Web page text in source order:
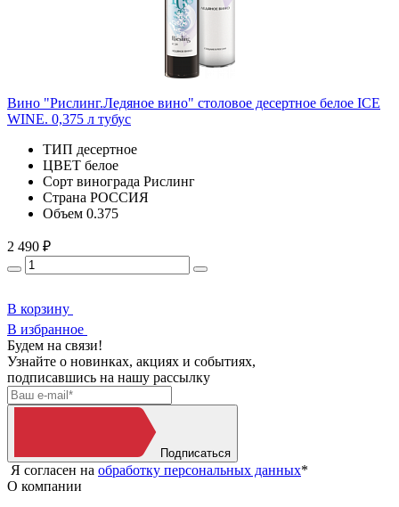
Вино "Рислинг.Ледяное вино" столовое десертное белое ICE
WINE. 0,375 л тубус
ТИП десертное
ЦВЕТ белое
Сорт винограда Рислинг
Страна РОССИЯ
Объем 0.375
2 490 ₽
В корзину
В избранное
Будем на связи!
Узнайте о новинках, акциях и событиях,
подписавшись на нашу рассылку
Подписаться
Я согласен на обработку персональных данных*
О компании